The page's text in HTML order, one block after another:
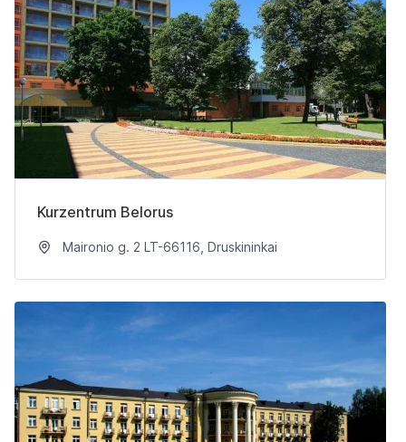
Kurzentrum Belorus
Maironio g. 2 LT-66116, Druskininkai